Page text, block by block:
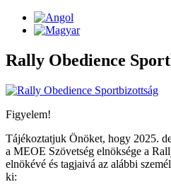
Rally Obedience
Figyelem!
Tájékoztatjuk Önöket, hogy 2025.
a MEOE Szövetség elnöksége a
elnökévé és tagjaivá az alábbi
ki: